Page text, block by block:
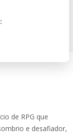
de RPG que
e desafiador,